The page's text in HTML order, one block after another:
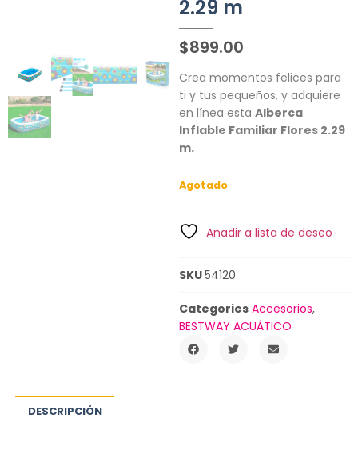
2.29 m
$899.00
Crea momentos felices para
ti y tus pequeños, y adquiere
en línea esta Alberca
Inflable Familiar Flores 2.29
m.
Agotado
Añadir a lista de deseo
SKU54120
Categories Accesorios,
BESTWAY ACUÁTICO
DESCRIPCIÓN